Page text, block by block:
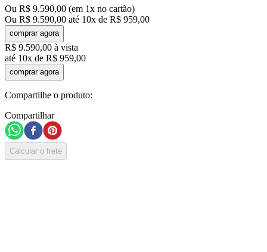
Ou R$ 9.590,00 (em 1x no cartão)
Ou R$ 9.590,00 até 10x de R$ 959,00
comprar agora
R$ 9.590,00 à vista
até 10x de R$ 959,00
comprar agora
Compartilhe o produto:
Compartilhar
Calcular o frete